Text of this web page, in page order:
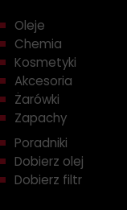
Oleje
Chemia
Kosmetyki
Akcesoria
Żarówki
Zapachy
Poradniki
Dobierz olej
Dobierz filtr